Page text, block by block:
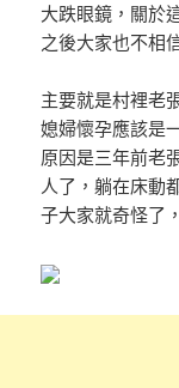
大跌眼鏡，關於
之後大家也不相
主要就是村裡老
媳婦懷孕應該是
原因是三年前老
人了，躺在床動
子大家就奇怪了